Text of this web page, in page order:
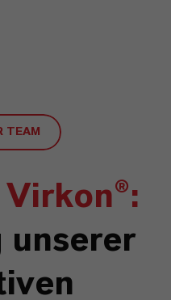
TEAM
Virkon®:
unserer